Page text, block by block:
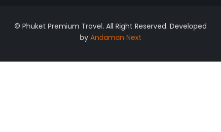
© Phuket Premium Travel. All Right Reserved. Developed
by Andaman Next